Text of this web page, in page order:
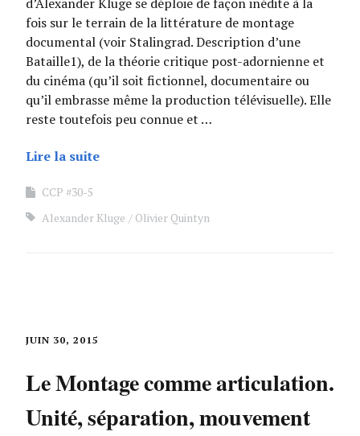
fois sur le terrain de la littérature de montage
documental (voir Stalingrad. Description d’une
Bataille1), de la théorie critique post-adornienne et
du cinéma (qu’il soit fictionnel, documentaire ou
qu’il embrasse même la production télévisuelle). Elle
reste toutefois peu connue et …
Lire la suite
CCP #30-5
Alexander Kluge
Olivier Quintyn
JUIN 30, 2015
Le Montage comme articulation.
Unité, séparation, mouvement